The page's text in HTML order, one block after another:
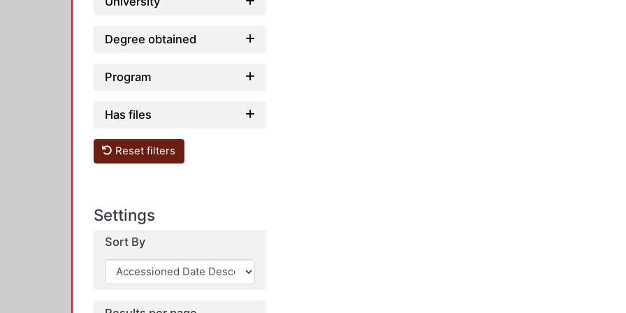
Degree obtained
Program
Has files
Reset filters
Settings
Sort By